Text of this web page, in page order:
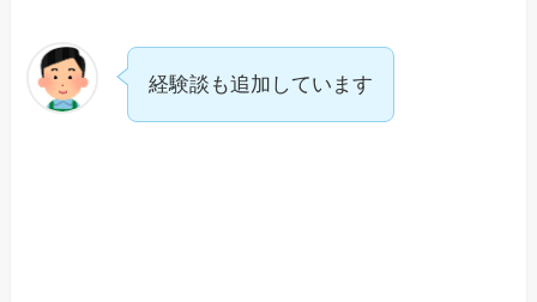
経験談も追加しています